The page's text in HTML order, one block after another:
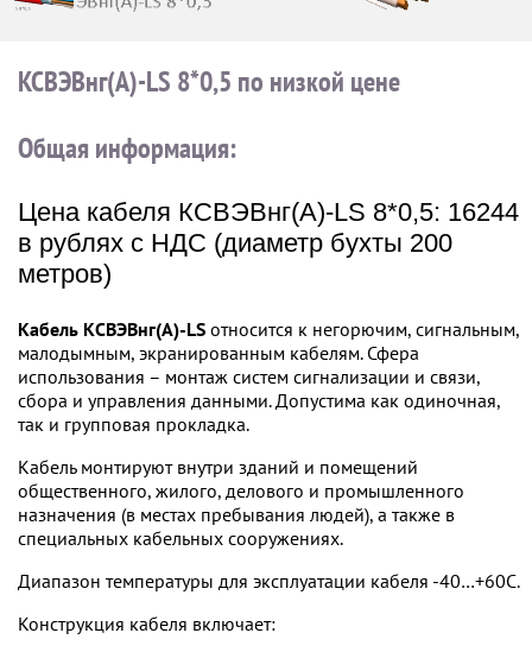
КСВЭВнг(А)-LS 8*0,5 по низкой цене
Общая информация:
Цена кабеля КСВЭВнг(А)-LS 8*0,5: 16244
в рублях с НДС (диаметр бухты 200
метров)
Кабель КСВЭВнг(А)-LS относится к негорючим, сигнальным,
малодымным, экранированным кабелям. Сфера
использования – монтаж систем сигнализации и связи,
сбора и управления данными. Допустима как одиночная,
так и групповая прокладка.
Кабель монтируют внутри зданий и помещений
общественного, жилого, делового и промышленного
назначения (в местах пребывания людей), а также в
специальных кабельных сооружениях.
Диапазон температуры для эксплуатации кабеля -40…+60С.
Конструкция кабеля включает: